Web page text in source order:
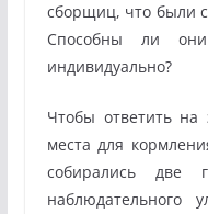
сборщиц, что были
Способны ли они
индивидуально?
Чтобы ответить на
места для
собирались